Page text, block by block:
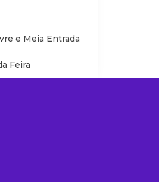
e Meia Entrada
Feira